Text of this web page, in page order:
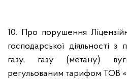
10. Про порушення
господарської діяльності з
газу, газу (метану)
регульованим тарифом ТОВ